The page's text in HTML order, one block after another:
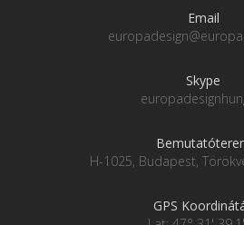
Email
Skype
H-1025, Budapest,
GPS